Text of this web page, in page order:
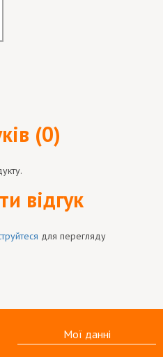
(0)
відгук
для перегляду
Мої данні